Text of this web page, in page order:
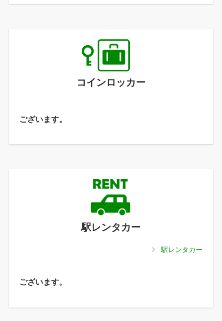
コインロッカー
ございます。
駅レンタカー
駅レンタカー
ございます。